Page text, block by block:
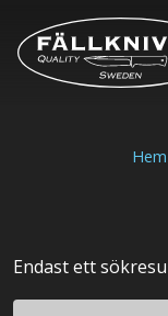
Hem
Endast ett